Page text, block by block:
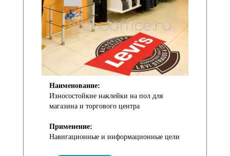
Наименование:
Износостойкие наклейки на пол для
магазина и торгового центра
Применение:
Навигационные и информационные цели